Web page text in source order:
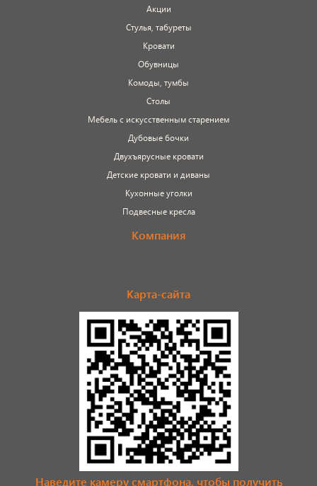
Акции
Стулья, табуреты
Кровати
Обувницы
Комоды, тумбы
Столы
Мебель с искусственным старением
Дубовые бочки
Двухъярусные кровати
Детские кровати и диваны
Кухонные уголки
Подвесные кресла
Компания
Карта-сайта
Наведите камеру смартфона, чтобы получить